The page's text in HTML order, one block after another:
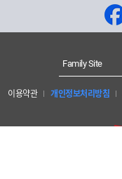
이용약관 개인정보처리방침
Family Site